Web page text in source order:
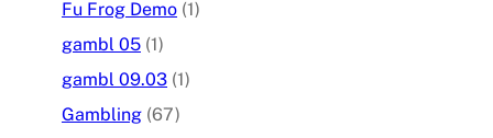
Fu Frog Demo (1)
gambl 05 (1)
gambl 09.03 (1)
Gambling (67)